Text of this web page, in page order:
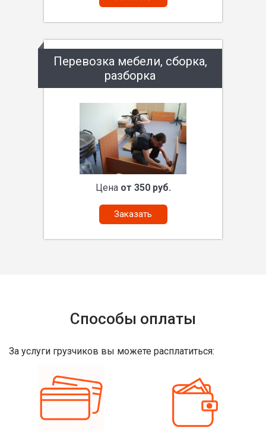
Перевозка мебели, сборка,
разборка
Цена от 350 руб.
Заказать
Способы оплаты
За услуги грузчиков вы можете расплатиться: